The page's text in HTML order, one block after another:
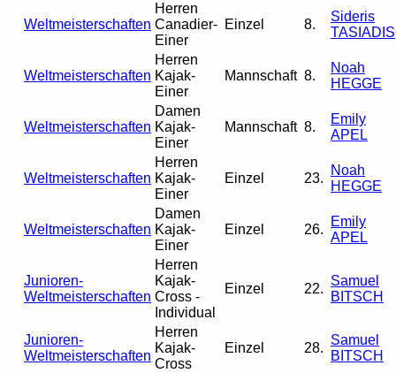
Weltmeisterschaften
Herren
Canadier-
Einer
Einzel 8.
Sideris
TASIADIS
Weltmeisterschaften
Herren
Kajak-
Einer
Mannschaft 8.
Noah
HEGGE
Weltmeisterschaften
Damen
Kajak-
Einer
Mannschaft 8.
Emily
APEL
Weltmeisterschaften
Herren
Kajak-
Einer
Einzel 23.
Noah
HEGGE
Weltmeisterschaften
Damen
Kajak-
Einer
Einzel 26.
Emily
APEL
Junioren-
Weltmeisterschaften
Herren
Kajak-
Cross -
Individual
Einzel 22.
Samuel
BITSCH
Junioren-
Weltmeisterschaften
Herren
Kajak-
Cross
Einzel 28.
Samuel
BITSCH